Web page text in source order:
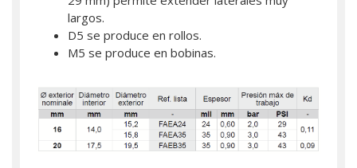
largos.
D5 se produce en rollos.
M5 se produce en bobinas.